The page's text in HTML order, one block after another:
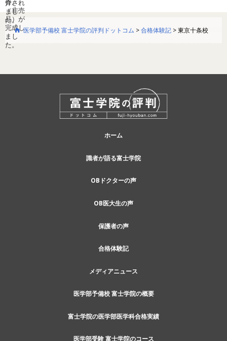
医学部予備校 富士学院の評判ドットコム >合格体験記 >東京十条校
ホーム
識者が語る富士学院
OBドクターの声
OB医大生の声
保護者の声
合格体験記
メディアニュース
医学部予備校 富士学院の概要
富士学院の医学部医学科合格実績
医学部受験 富士学院のコース